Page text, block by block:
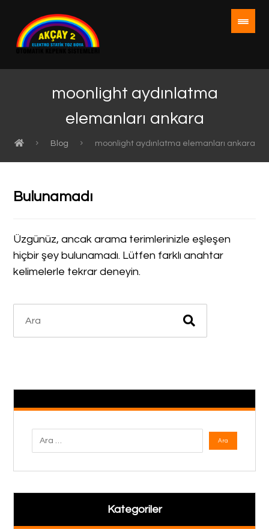
moonlight aydınlatma
elemanları ankara
Blog moonlight aydınlatma elemanları ankara
Bulunamadı
Üzgünüz, ancak arama terimlerinizle eşleşen
hiçbir şey bulunamadı. Lütfen farklı anahtar
kelimelerle tekrar deneyin.
Kategoriler